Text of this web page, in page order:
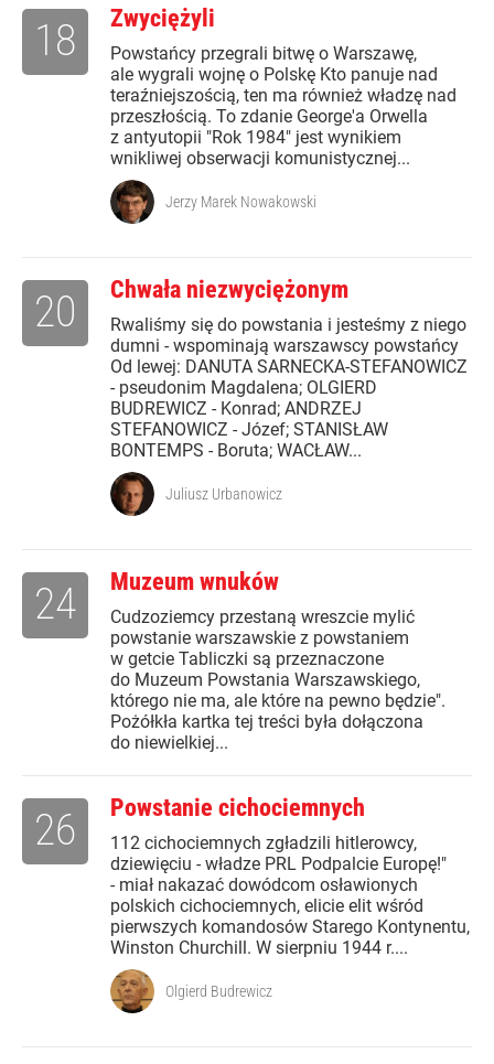
Zwyciężyli
Powstańcy przegrali bitwę o Warszawę,
ale wygrali wojnę o Polskę Kto panuje nad
teraźniejszością, ten ma również władzę nad
przeszłością. To zdanie George'a Orwella
z antyutopii "Rok 1984" jest wynikiem
wnikliwej obserwacji komunistycznej...
18
Jerzy Marek Nowakowski
Chwała niezwyciężonym
Rwaliśmy się do powstania i jesteśmy z niego
dumni - wspominają warszawscy powstańcy
Od lewej: DANUTA SARNECKA-STEFANOWICZ
- pseudonim Magdalena; OLGIERD
BUDREWICZ - Konrad; ANDRZEJ
STEFANOWICZ - Józef; STANISŁAW
BONTEMPS - Boruta; WACŁAW...
20
Juliusz Urbanowicz
Muzeum wnuków
Cudzoziemcy przestaną wreszcie mylić
powstanie warszawskie z powstaniem
w getcie Tabliczki są przeznaczone
do Muzeum Powstania Warszawskiego,
którego nie ma, ale które na pewno będzie".
Pożółkła kartka tej treści była dołączona
do niewielkiej...
24
Powstanie cichociemnych
112 cichociemnych zgładzili hitlerowcy,
dziewięciu - władze PRL Podpalcie Europę!"
- miał nakazać dowódcom osławionych
polskich cichociemnych, elicie elit wśród
pierwszych komandosów Starego Kontynentu,
Winston Churchill. W sierpniu 1944 r....
26
Olgierd Budrewicz